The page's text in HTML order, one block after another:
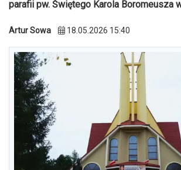
parafii pw. Świętego Karola Boromeusza
Artur Sowa 18.05.2026 15:40